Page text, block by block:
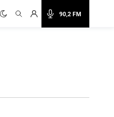
90,2 FM